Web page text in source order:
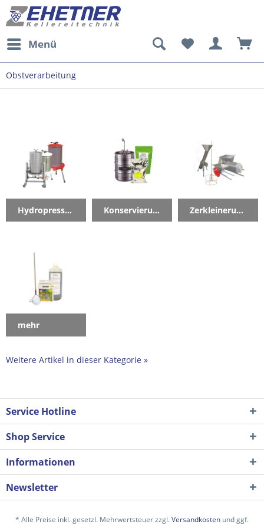
Menü
Obstverarbeitung
Hydropressen Konservierung Zerkleinerung
mehr
Weitere Artikel in dieser Kategorie »
Service Hotline
Shop Service
Informationen
Newsletter
* Alle Preise inkl. gesetzl. Mehrwertsteuer zzgl.Versandkosten und ggf.